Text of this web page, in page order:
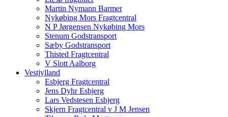
Martin Nymann Barmer
Nykøbing Mors Fragtcentral
N P Jørgensen Nykøbing Mors
Stenum Godstransport
Sæby Godstransport
Thisted Fragtcentral
V Slott Aalborg
Vestjylland
Esbjerg Fragtcentral
Jens Dyhr Esbjerg
Lars Vedstesen Esbjerg
Skjern Fragtcentral v J M Jensen